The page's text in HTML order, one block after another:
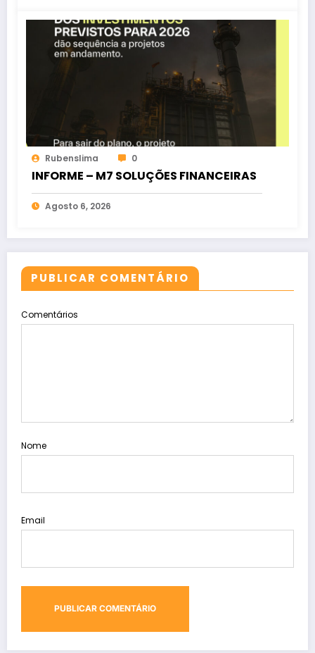
Rubenslima 0
INFORME – M7 SOLUÇÕES FINANCEIRAS
Agosto 6, 2026
PUBLICAR COMENTÁRIO
Comentários
Nome
Email